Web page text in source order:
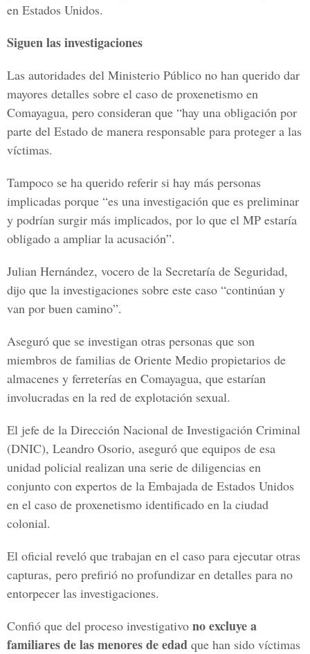
en Estados Unidos.
Siguen las investigaciones
Las autoridades del Ministerio Público no han querido dar
mayores detalles sobre el caso de proxenetismo en
Comayagua, pero consideran que “hay una obligación por
parte del Estado de manera responsable para proteger a las
víctimas.
Tampoco se ha querido referir si hay más personas
implicadas porque “es una investigación que es preliminar
y podrían surgir más implicados, por lo que el MP estaría
obligado a ampliar la acusación”.
Julian Hernández, vocero de la Secretaría de Seguridad,
dijo que la investigaciones sobre este caso “continúan y
van por buen camino”.
Aseguró que se investigan otras personas que son
miembros de familias de Oriente Medio propietarios de
almacenes y ferreterías en Comayagua, que estarían
involucradas en la red de explotación sexual.
El jefe de la Dirección Nacional de Investigación Criminal
(DNIC), Leandro Osorio, aseguró que equipos de esa
unidad policial realizan una serie de diligencias en
conjunto con expertos de la Embajada de Estados Unidos
en el caso de proxenetismo identificado en la ciudad
colonial.
El oficial reveló que trabajan en el caso para ejecutar otras
capturas, pero prefirió no profundizar en detalles para no
entorpecer las investigaciones.
Confió que del proceso investigativo no excluye a
familiares de las menores de edad que han sido víctimas